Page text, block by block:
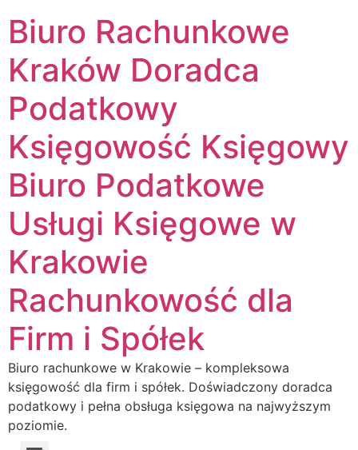
Biuro Rachunkowe
Kraków Doradca
Podatkowy
Księgowość Księgowy
Biuro Podatkowe
Usługi Księgowe w
Krakowie
Rachunkowość dla
Firm i Spółek
Biuro rachunkowe w Krakowie – kompleksowa
księgowość dla firm i spółek. Doświadczony doradca
podatkowy i pełna obsługa księgowa na najwyższym
poziomie.